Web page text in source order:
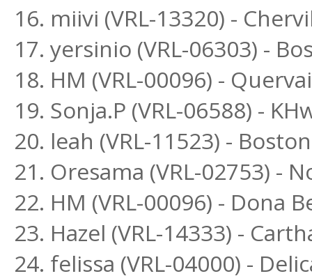
16. miivi (VRL-13320) -
17. yersinio (VRL-06303) -
18. HM (VRL-00096) -
19. Sonja.P (VRL-06588) -
20. leah (VRL-11523) -
21. Oresama (VRL-02753) -
22. HM (VRL-00096) - Dona
23. Hazel (VRL-14333) -
24. felissa (VRL-04000) -